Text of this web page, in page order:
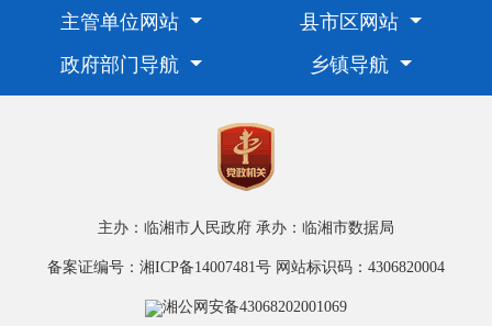
主管单位网站
县市区网站
政府部门导航
乡镇导航
主办：临湘市人民政府 承办：临湘市数据局
备案证编号：湘ICP备14007481号 网站标识码：4306820004
湘公网安备43068202001069